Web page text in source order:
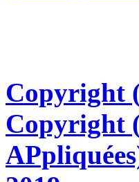
Copyright
Copyright